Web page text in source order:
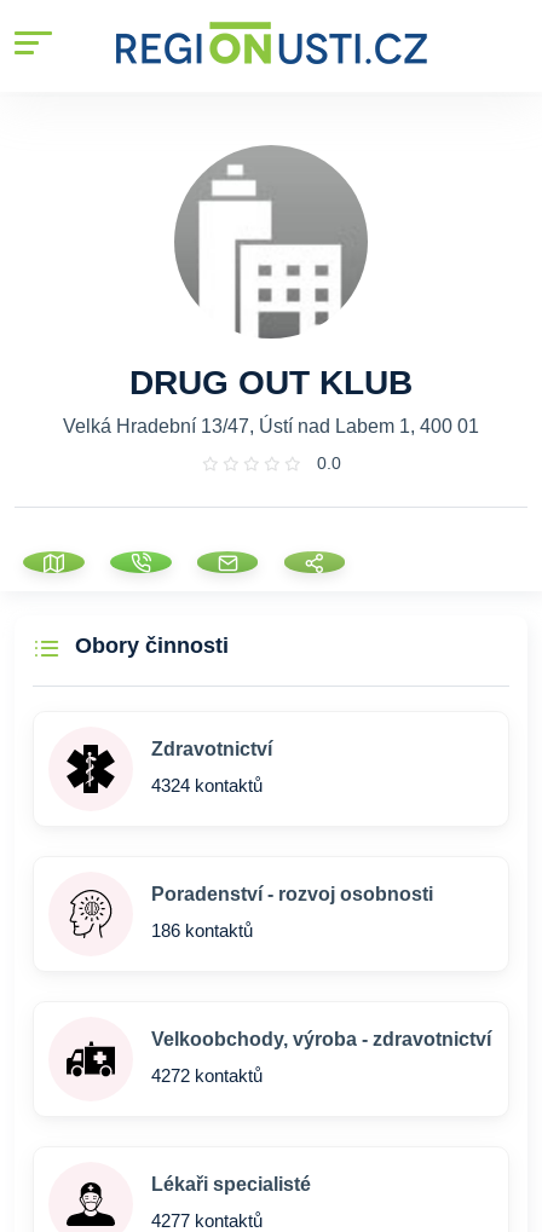
DRUG OUT KLUB
Velká Hradební 13/47, Ústí nad Labem 1, 400 01
0.0
Obory činnosti
Zdravotnictví
4324 kontaktů
Poradenství - rozvoj osobnosti
186 kontaktů
Velkoobchody, výroba - zdravotnictví
4272 kontaktů
Lékaři specialisté
4277 kontaktů